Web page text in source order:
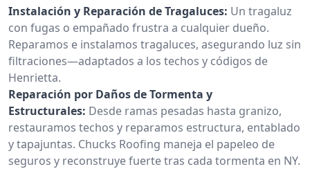
Instalación y Reparación de Tragaluces: Un tragaluz
con fugas o empañado frustra a cualquier dueño.
Reparamos e instalamos tragaluces, asegurando luz sin
filtraciones—adaptados a los techos y códigos de
Henrietta.
Reparación por Daños de Tormenta y
Estructurales: Desde ramas pesadas hasta granizo,
restauramos techos y reparamos estructura, entablado
y tapajuntas. Chucks Roofing maneja el papeleo de
seguros y reconstruye fuerte tras cada tormenta en NY.